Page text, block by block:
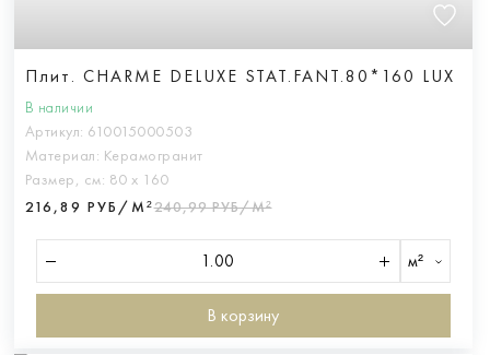
Плит. CHARME DELUXE STAT.FANT.80*160 LUX
В наличии
Артикул: 610015000503
Материал: Керамогранит
Размер, см: 80 х 160
216,89 РУБ/М²240,99 РУБ/М²
м²
В корзину